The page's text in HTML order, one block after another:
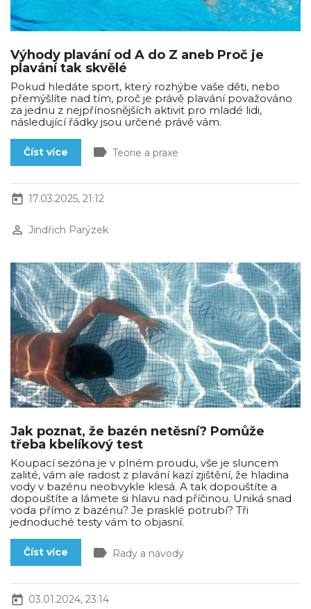
Výhody plavání od A do Z aneb Proč je
plavání tak skvělé
Pokud hledáte sport, který rozhýbe vaše děti, nebo
přemýšlíte nad tím, proč je právě plavání považováno
za jednu z nejpřínosnějších aktivit pro mladé lidi,
následující řádky jsou určené právě vám.
Číst více label Teorie a praxe
today 17.03.2025, 21:12
perm_identity Jindřich Parýzek
Jak poznat, že bazén netěsní? Pomůže
třeba kbelíkový test
Koupací sezóna je v plném proudu, vše je sluncem
zalité, vám ale radost z plavání kazí zjištění, že hladina
vody v bazénu neobvykle klesá. A tak dopouštíte a
dopouštíte a lámete si hlavu nad příčinou. Uniká snad
voda přímo z bazénu? Je prasklé potrubí? Tři
jednoduché testy vám to objasní.
Číst více label Rady a návody
today 03.01.2024, 23:14